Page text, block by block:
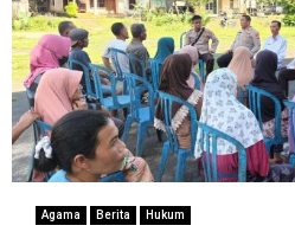
Agama Berita Hukum